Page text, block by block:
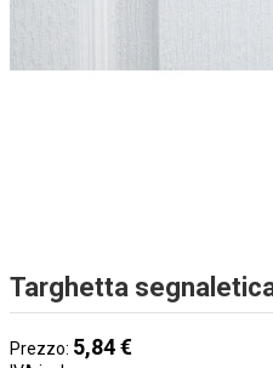
Targhetta
Prezzo: 5,84 €